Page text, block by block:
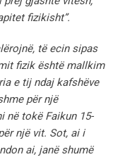
fizikisht”.
të ecin sipas
fizik është mallkim
e tij ndaj kafshëve
për një
në tokë Faikun 15-
një vit. Sot, ai i
ai, janë shumë